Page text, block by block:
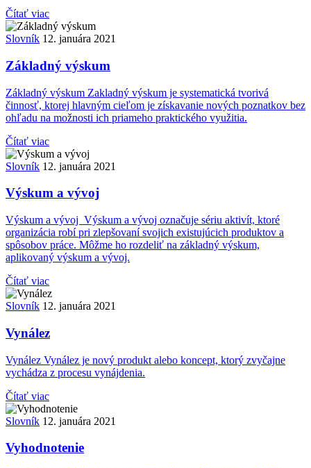
Čítať viac
Slovník 12. januára 2021
Základný výskum
Základný výskum Zakladný výskum je systematická tvorivá
činnosť, ktorej hlavným cieľom je získavanie nových poznatkov bez
ohľadu na možnosti ich priameho praktického využitia.
Čítať viac
Slovník 12. januára 2021
Výskum a vývoj
Výskum a vývoj Výskum a vývoj označuje sériu aktivít, ktoré
organizácia robí pri zlepšovaní svojich existujúcich produktov a
spôsobov práce. Môžme ho rozdeliť na základný výskum,
aplikovaný výskum a vývoj.
Čítať viac
Slovník 12. januára 2021
Vynález
Vynález Vynález je nový produkt alebo koncept, ktorý zvyčajne
vychádza z procesu vynájdenia.
Čítať viac
Slovník 12. januára 2021
Vyhodnotenie